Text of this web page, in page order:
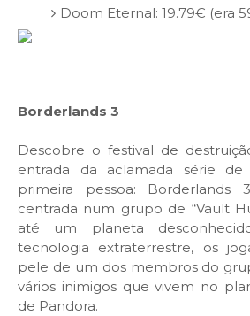
Doom Eternal: 19.79€ (era
Borderlands 3
Descobre o festival de
entrada da aclamada série de
primeira pessoa: Borderlands
centrada num grupo de “Vault
até um planeta
tecnologia extraterrestre, os
pele de um dos membros do
vários inimigos que vivem no
de Pandora.